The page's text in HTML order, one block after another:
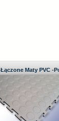
Łączone Maty PVC -